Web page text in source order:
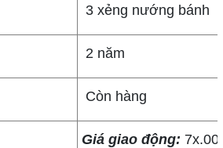
3 xẻng nướng bánh
2 năm
Còn hàng
Giá giao động: